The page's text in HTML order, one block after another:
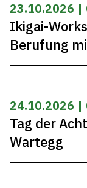
23.10.2026 |
Ikigai-
Berufung
24.10.2026 |
Tag der
Wartegg